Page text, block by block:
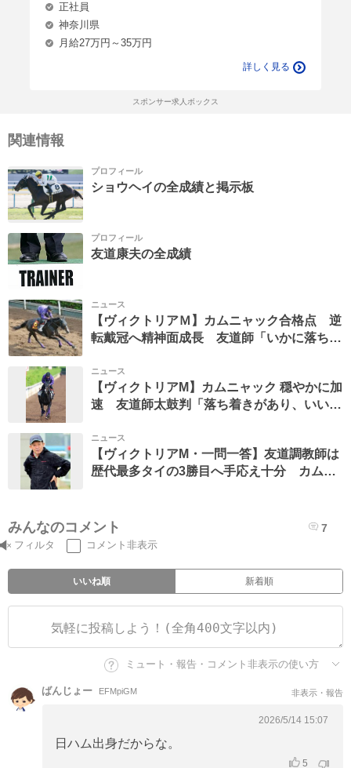
正社員
神奈川県
月給27万円～35万円
詳しく見る
スポンサー求人ボックス
関連情報
プロフィール
ショウヘイの全成績と掲示板
プロフィール
友道康夫の全成績
ニュース
【ヴィクトリアＭ】カムニャック合格点 逆
転戴冠へ精神面成長 友道師「いかに落ち着
ニュース
【ヴィクトリアM】カムニャック 穏やかに加
速 友道師太鼓判「落ち着きがあり、いい走
ニュース
【ヴィクトリアM・一問一答】友道調教師は
歴代最多タイの3勝目へ手応え十分 カムニ
みんなのコメント 7
フィルタ コメント非表示
いいね順 新着順
ミュート・報告・コメント非表示の使い方
ばんじょー EFMpiGM 非表示・報告
2026/5/14 15:07
日ハム出身だからな。
5